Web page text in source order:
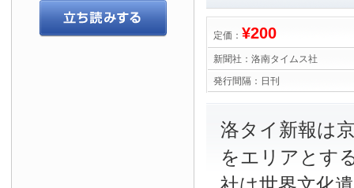
定価： ¥200
新聞社： 洛南タイムス社
発行間隔： 日刊
洛タイ新報は
をエリアとす